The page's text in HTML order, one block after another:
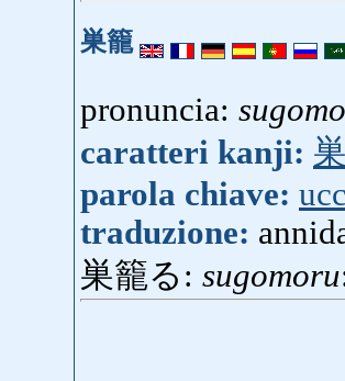
巣籠
pronuncia:
caratteri kanji:
parola chiave:
traduzione:
巣籠る: sugomoru